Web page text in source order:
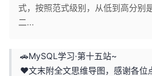
主
页
的
开
式，按照范式级别，从低到高分别
二...
🚗MySQL学习·第十五站~
❤️文末附全文思维导图，感谢各位